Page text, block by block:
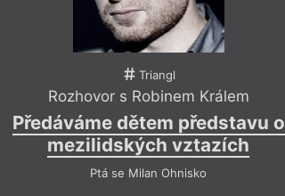
Triangl
Rozhovor s Robinem Králem
Předáváme dětem představu o
mezilidských vztazích
Ptá se Milan Ohnisko